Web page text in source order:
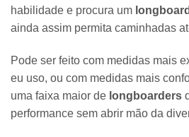
habilidade e procura um
ainda assim permita caminhadas
Pode ser feito com medidas mais
eu uso, ou com medidas mais
uma faixa maior de longboarders
performance sem abrir mão da